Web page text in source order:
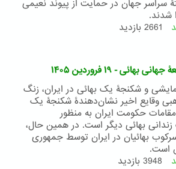
جهان در حمایت از پیوند نعیمی
شدند.
درباره
جامعۀ
جهانی
بهائی
-
۸
اردیبهشت
۱۴۰۵
2661 بازدید
- ۱۹ فروردین ۱۴۰۵
و شکنجۀ یک بهائی در ایران، زنگ
وقایع اخیر نشان‌دهندۀ شکنجۀ یک
حکومت ایران به منظور
بهائی دیگر است. در همین حال،
بهائیان در ایران توسط جمهوری
است.
درباره
3948 بازدید